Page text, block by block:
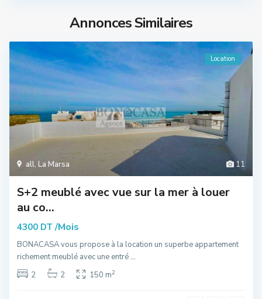
Annonces Similaires
11
all, La Marsa
Location
S+2 meublé avec vue sur la mer à louer
au co...
4300 DT /Mois
BONACASA vous propose à la location un superbe appartement
richement meublé avec une entré...
2
2 150 m2